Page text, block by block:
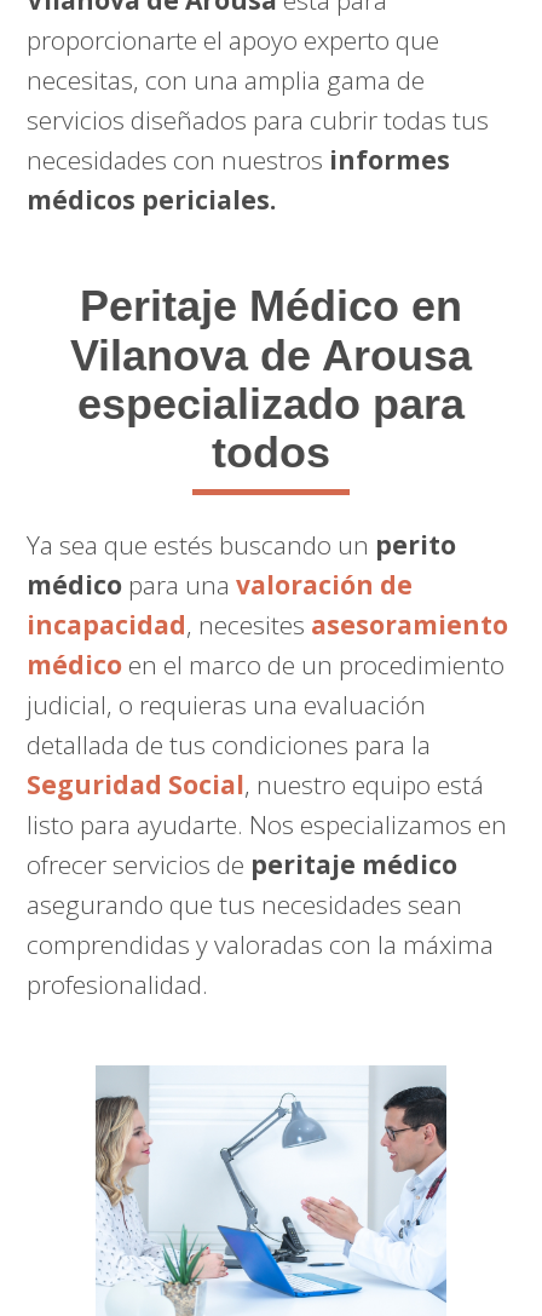
proporcionarte el apoyo experto que
necesitas, con una amplia gama de
servicios diseñados para cubrir todas tus
necesidades con nuestros informes
médicos periciales.
Peritaje Médico en
Vilanova de Arousa
especializado para
todos
Ya sea que estés buscando un perito
médico para unavaloración de
incapacidad, necesites asesoramiento
médico en el marco de un procedimiento
judicial, o requieras una evaluación
detallada de tus condiciones para la
Seguridad Social, nuestro equipo está
listo para ayudarte. Nos especializamos en
ofrecer servicios de peritaje médico
asegurando que tus necesidades sean
comprendidas y valoradas con la máxima
profesionalidad.